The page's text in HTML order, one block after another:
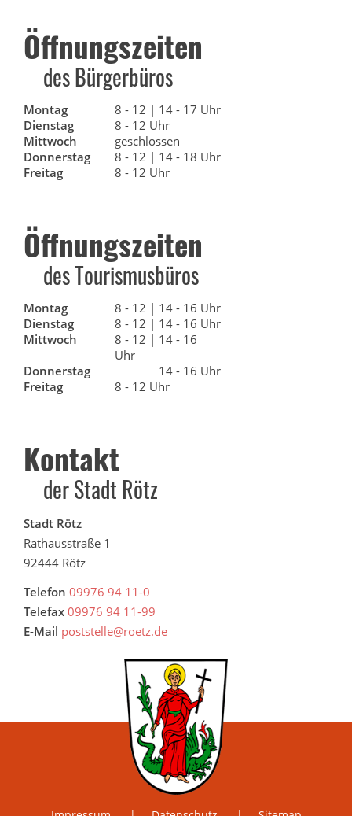
Öffnungszeiten
des Bürgerbüros
Montag
8 - 12 | 14 - 17 Uhr
Dienstag
8 - 12 Uhr
Mittwoch
geschlossen
Donnerstag
8 - 12 | 14 - 18 Uhr
Freitag
8 - 12 Uhr
Öffnungszeiten
des Tourismusbüros
Montag
8 - 12 | 14 - 16 Uhr
Dienstag
8 - 12 | 14 - 16 Uhr
Mittwoch
8 - 12 | 14 - 16
Uhr
Donnerstag
14 - 16 Uhr
Freitag
8 - 12 Uhr
Kontakt
der Stadt Rötz
Stadt Rötz
Rathausstraße 1
92444 Rötz
Telefon 09976 94 11-0
Telefax 09976 94 11-99
E-Mail poststelle@roetz.de